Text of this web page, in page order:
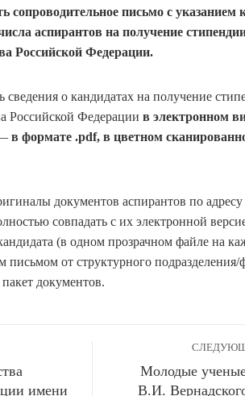
сопроводительное письмо с указанием
аспирантов на получение
Российской Федерации.
сведения о кандидатах на получение
Российской Федерации в электронном
в формате .pdf, в цветном
документов аспирантов по
совпадать с их электронной
(в одном прозрачном файле на
письмом от структурного
документов.
имени
Молодые
В.И.